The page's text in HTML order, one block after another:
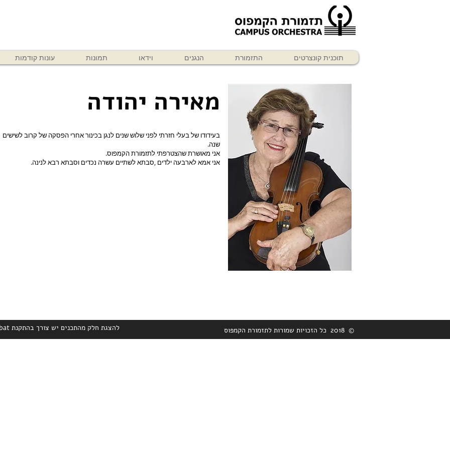
תוכנית קונצרטים התזמורת הנגנים וידאו תמונות עונות קודמות
מאירה יהודה
בעידודו של בעלי חזרתי לפני שלוש שנים לנגן בכינור אחרי הפסקה של קרוב לשישים
שנה.
אני מאושרת שהצטרפתי לתזמורת הקמפוס.
אני אמא לארבעה ילדים ,סבתא לשתיים עשרה נכדים וסבתא רבא לנינה.
להצגת חלק מהתכנים יש צורך בהתקנת Adobe Acrobat הניתן להורדה בחינם © 2018 כל הזכויות שמורות לתזמורת הקמפוס